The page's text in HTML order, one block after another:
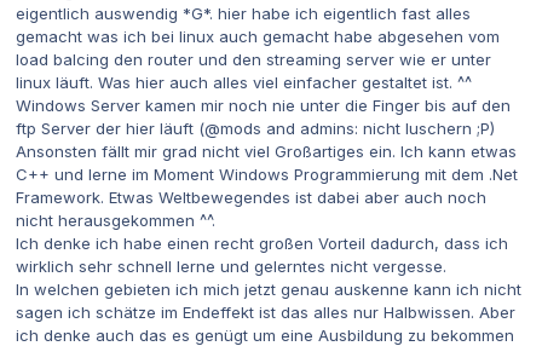
eigentlich auswendig *G*. hier habe ich eigentlich fast alles
gemacht was ich bei linux auch gemacht habe abgesehen vom
load balcing den router und den streaming server wie er unter
linux läuft. Was hier auch alles viel einfacher gestaltet ist. ^^
Windows Server kamen mir noch nie unter die Finger bis auf den
ftp Server der hier läuft (@mods and admins: nicht luschern ;P)
Ansonsten fällt mir grad nicht viel Großartiges ein. Ich kann etwas
C++ und lerne im Moment Windows Programmierung mit dem .Net
Framework. Etwas Weltbewegendes ist dabei aber auch noch
nicht herausgekommen ^^.
Ich denke ich habe einen recht großen Vorteil dadurch, dass ich
wirklich sehr schnell lerne und gelerntes nicht vergesse.
In welchen gebieten ich mich jetzt genau auskenne kann ich nicht
sagen ich schätze im Endeffekt ist das alles nur Halbwissen. Aber
ich denke auch das es genügt um eine Ausbildung zu bekommen